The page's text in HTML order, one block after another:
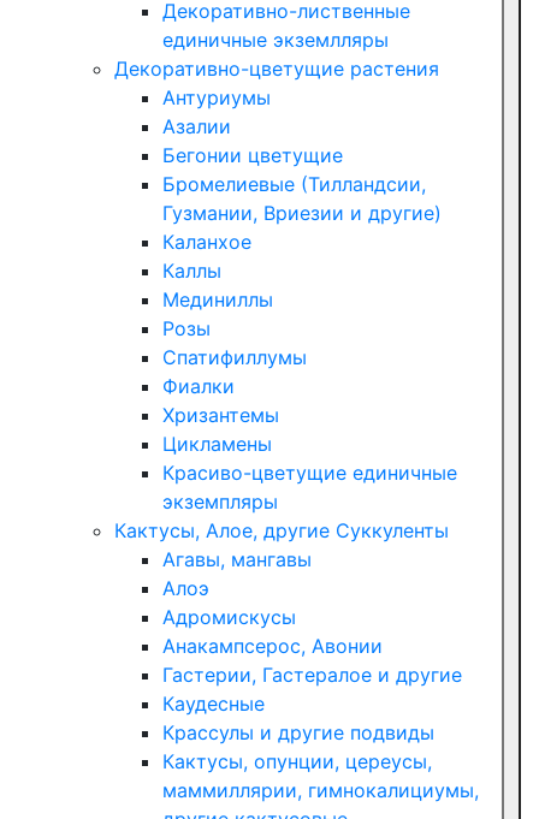
Декоративно-лиственные
единичные экземлляры
Декоративно-цветущие растения
Антуриумы
Азалии
Бегонии цветущие
Бромелиевые (Тилландсии,
Гузмании, Вриезии и другие)
Каланхое
Каллы
Мединиллы
Розы
Спатифиллумы
Фиалки
Хризантемы
Цикламены
Красиво-цветущие единичные
экземпляры
Кактусы, Алое, другие Суккуленты
Агавы, мангавы
Алоэ
Адромискусы
Анакампсерос, Авонии
Гастерии, Гастералое и другие
Каудесные
Крассулы и другие подвиды
Кактусы, опунции, цереусы,
маммиллярии, гимнокалициумы,